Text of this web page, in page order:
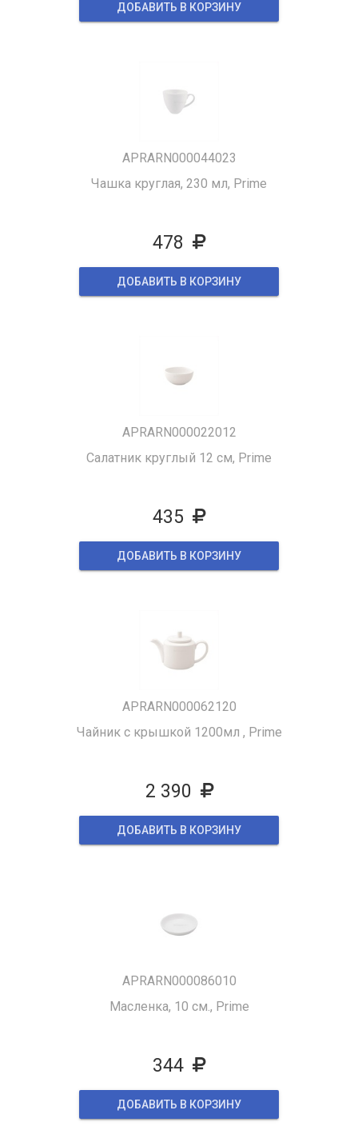
ДОБАВИТЬ В КОРЗИНУ
APRARN000044023
Чашка круглая, 230 мл, Prime
478
ДОБАВИТЬ В КОРЗИНУ
APRARN000022012
Салатник круглый 12 см, Prime
435
ДОБАВИТЬ В КОРЗИНУ
APRARN000062120
Чайник с крышкой 1200мл , Prime
2 390
ДОБАВИТЬ В КОРЗИНУ
APRARN000086010
Масленка, 10 см., Prime
344
ДОБАВИТЬ В КОРЗИНУ